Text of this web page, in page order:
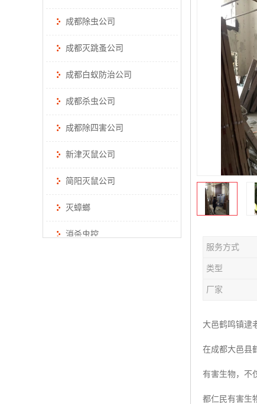
成都除虫公司
成都灭跳蚤公司
成都白蚁防治公司
成都杀虫公司
成都除四害公司
新津灭鼠公司
简阳灭鼠公司
灭蟑螂
消杀虫控
服务方式
类型
厂家
大邑鹤鸣镇逮
在成都大邑县
有害生物，不
都仁民有害生